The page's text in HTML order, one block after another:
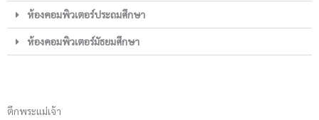
ห้องคอมพิวเตอร์ประถมศึกษา
ห้องคอมพิวเตอร์มัธยมศึกษา
ตึกพระแม่เจ้า